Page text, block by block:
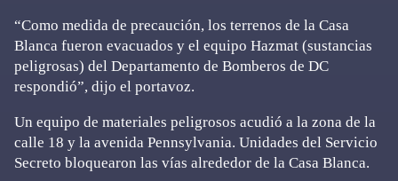
“Como medida de precaución, los terrenos de la Casa
Blanca fueron evacuados y el equipo Hazmat (sustancias
peligrosas) del Departamento de Bomberos de DC
respondió”, dijo el portavoz.
Un equipo de materiales peligrosos acudió a la zona de la
calle 18 y la avenida Pennsylvania. Unidades del Servicio
Secreto bloquearon las vías alrededor de la Casa Blanca.